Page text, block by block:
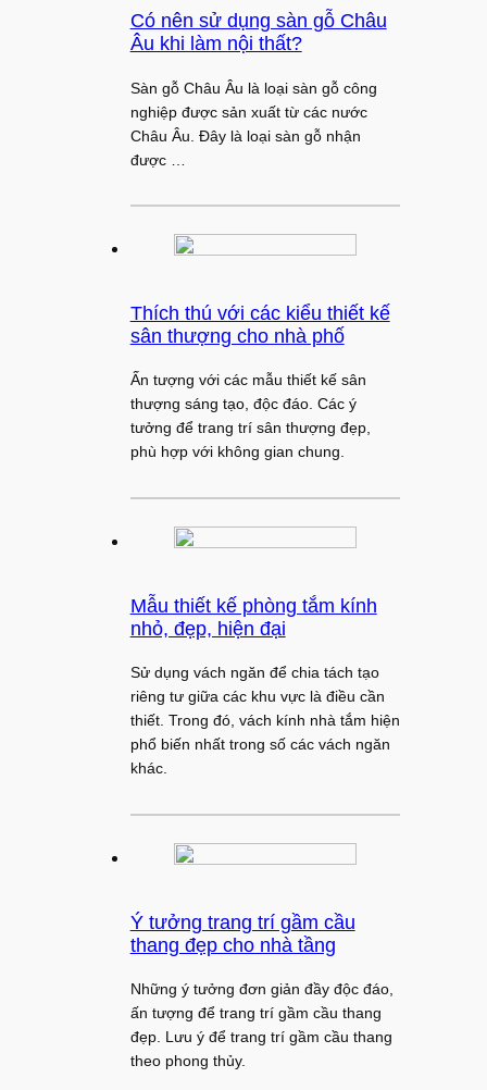
Có nên sử dụng sàn gỗ Châu
Âu khi làm nội thất?
Sàn gỗ Châu Âu là loại sàn gỗ công
nghiệp được sản xuất từ các nước
Châu Âu. Đây là loại sàn gỗ nhận
được …
Thích thú với các kiểu thiết kế
sân thượng cho nhà phố
Ấn tượng với các mẫu thiết kế sân
thượng sáng tạo, độc đáo. Các ý
tưởng để trang trí sân thượng đẹp,
phù hợp với không gian chung.
Mẫu thiết kế phòng tắm kính
nhỏ, đẹp, hiện đại
Sử dụng vách ngăn để chia tách tạo
riêng tư giữa các khu vực là điều cần
thiết. Trong đó, vách kính nhà tắm hiện
phổ biến nhất trong số các vách ngăn
khác.
Ý tưởng trang trí gầm cầu
thang đẹp cho nhà tầng
Những ý tưởng đơn giản đầy độc đáo,
ấn tượng để trang trí gầm cầu thang
đẹp. Lưu ý để trang trí gầm cầu thang
theo phong thủy.